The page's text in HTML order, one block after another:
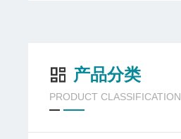
产品分类
PRODUCT CLASSIFICATION